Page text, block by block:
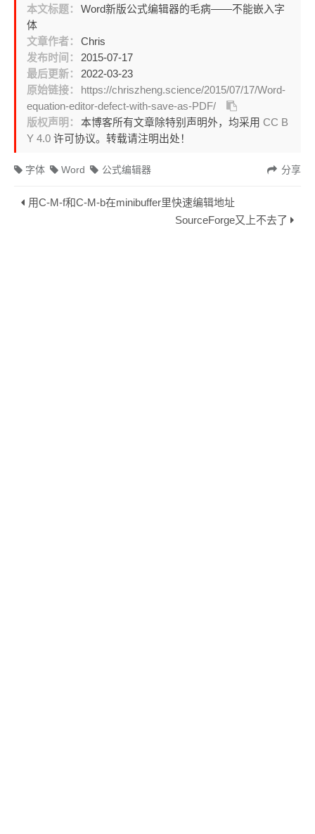
本文标题：
Word新版公式编辑器的毛病——不能嵌入字
体
文章作者：
Chris
发布时间：
2015-07-17
最后更新：
2022-03-23
原始链接：
https://chriszheng.science/2015/07/17/Word-
equation-editor-defect-with-save-as-PDF/
版权声明：
本博客所有文章除特别声明外，均采用CC B
Y 4.0许可协议。转载请注明出处！
分享
字体 Word 公式编辑器
用C-M-f和C-M-b在minibuffer里快速编辑地址
SourceForge又上不去了